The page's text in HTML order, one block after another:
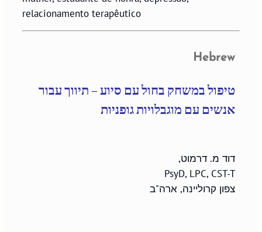
relacionamento terapêutico
Hebrew
אנשים עם מוגבלויות גופניות
צפון קרוליינה, ארה"ב